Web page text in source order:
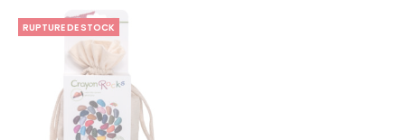
RUPTURE DE STOCK